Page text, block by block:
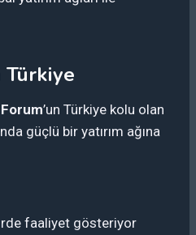
Türkiye
’un Türkiye kolu olan
güçlü bir yatırım ağına
faaliyet gösteriyor